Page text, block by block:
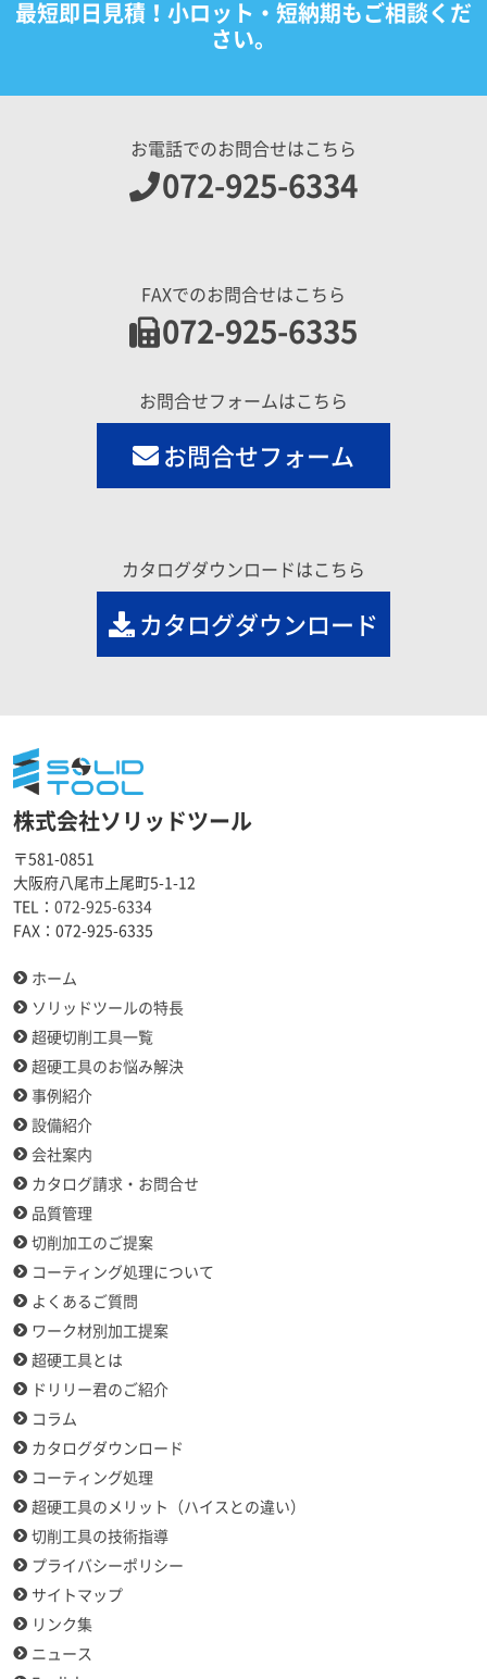
最短即日見積！小ロット・短納期もご相談くだ
さい。
お電話でのお問合せはこちら
072-925-6334
FAXでのお問合せはこちら
072-925-6335
お問合せフォームはこちら
お問合せフォーム
カタログダウンロードはこちら
カタログダウンロード
株式会社ソリッドツール
〒581-0851
大阪府八尾市上尾町5-1-12
TEL： 072-925-6334
FAX： 072-925-6335
ホーム
ソリッドツールの特長
超硬切削工具一覧
超硬工具のお悩み解決
事例紹介
設備紹介
会社案内
カタログ請求・お問合せ
品質管理
切削加工のご提案
コーティング処理について
よくあるご質問
ワーク材別加工提案
超硬工具とは
ドリリー君のご紹介
コラム
カタログダウンロード
コーティング処理
超硬工具のメリット（ハイスとの違い）
切削工具の技術指導
プライバシーポリシー
サイトマップ
リンク集
ニュース